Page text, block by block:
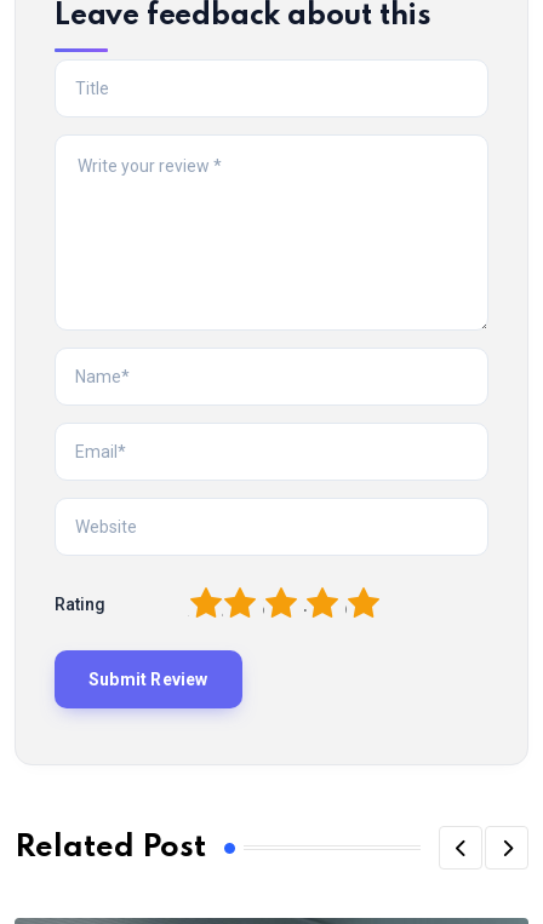
Leave feedback about this
Rating 5
4
3
2
Related Post